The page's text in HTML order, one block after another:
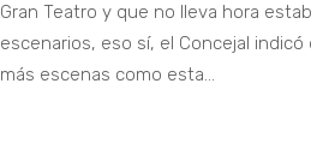
Gran Teatro y que no lleva hora
escenarios, eso sí, el Concejal
más escenas como esta…